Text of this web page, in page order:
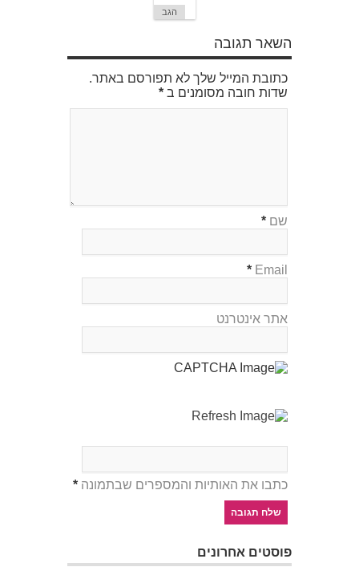
הגב
השאר תגובה
כתובת המייל שלך לא תפורסם באתר.
שדות חובה מסומנים ב *
שם *
Email
*
אתר אינטרנט
כתבו את האותיות והמספרים שבתמונה *
פוסטים אחרונים